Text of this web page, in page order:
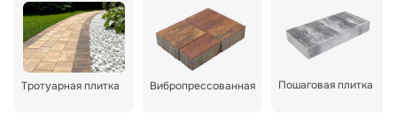
Тротуарная плитка Вибропрессованная Пошаговая плитка